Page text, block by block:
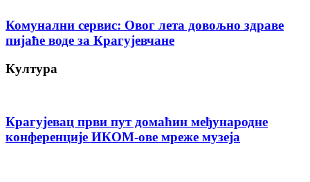
Комунални сервис: Овог лета довољно здраве
пијаће воде за Крагујевчане
Култура
Крагујевац први пут домаћин међународне
конференције ИКОМ-ове мреже музеја